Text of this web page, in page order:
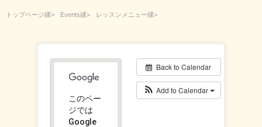
トップページ Events
レッスンメニュー
Back to Calendar
Add to Calendar
このペー
ジでは
Google